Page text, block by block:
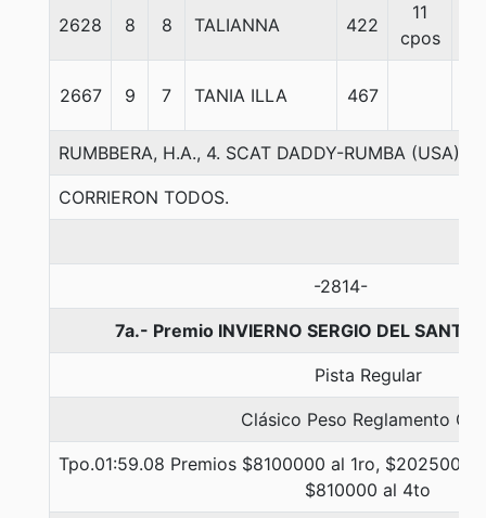
2628 8 8 TALIANNA 422
11
cpos
2667 9 7 TANIA ILLA 467
RUMBBERA, H.A., 4. SCAT DADDY-RUMBA (USA)-
CORRIERON TODOS.
-2814-
7a.- Premio INVIERNO SERGIO DEL
Pista Regular
Clásico Peso Reglamento Gr.
Tpo.01:59.08 Premios $8100000 al 1ro, $2025000
$810000 al 4to